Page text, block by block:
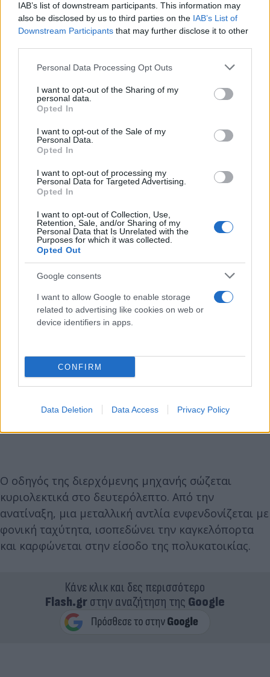
IAB’s list of downstream participants. This information may
also be disclosed by us to third parties on the IAB’s List of
Downstream Participants that may further disclose it to other
Please note that this website/app uses one or more Google
not limited to your visit or usage behaviour. You may click to
grant or deny consent to Google and its third-party tags to
use your data for below specified purposes in below Google
consent section.
Personal Data Processing Opt Outs
I want to opt-out of the Sharing of my
personal data.
Opted In
I want to opt-out of the Sale of my
Personal Data.
Opted In
I want to opt-out of processing my
Personal Data for Targeted Advertising.
Opted In
I want to opt-out of Collection, Use,
Retention, Sale, and/or Sharing of my
Personal Data that Is Unrelated with the
Purposes for which it was collected.
Opted Out
Google consents
I want to allow Google to enable storage
related to advertising like cookies on web or
device identifiers in apps.
CONFIRM
Data Deletion Data Access Privacy Policy
Η έκρηξη σημειώθηκε στις 6.24 τα ξημερώματα της
Τετάρτης, σε κοντέινερ που βρισκόταν σε
οικόπεδο, ελάχιστα μέτρα από το δάσος και
ανάμεσα σε κατοικίες.
Ο οδηγός της διερχόμενης μηχανής σώζεται
κυριολεκτικά στο δευτερόλεπτο. Από την
ανατίναξη, μια μεταλλική αντλία ενφενδονίζεται με
φονική ταχύτητα, ισοπεδώνει την καγκελόπορτα
και καρφώνεται στην είσοδο της πολυκατοικίας.
Κάνε κλικ και δες περισσότερο
Flash.grστην αναζήτηση της Google